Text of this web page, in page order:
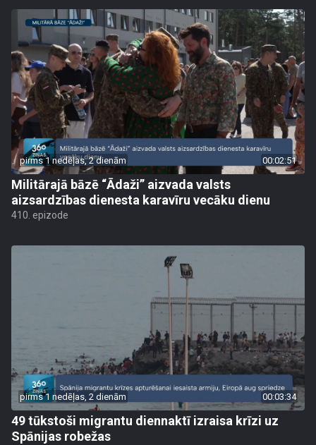
pirms 1 nedēļas, 2 dienām 00:02:51
Militārajā bāzē “Ādaži” aizvada valsts
aizsardzības dienesta karavīru vecāku dienu
410. epizode
pirms 1 nedēļas, 2 dienām 00:03:34
49 tūkstoši migrantu diennaktī izraisa krīzi uz
Spānijas robežas